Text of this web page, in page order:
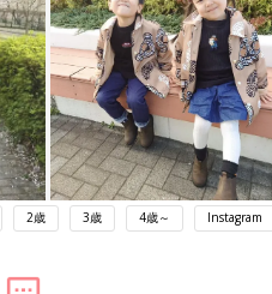
2歳 3歳 4歳～ Instagram